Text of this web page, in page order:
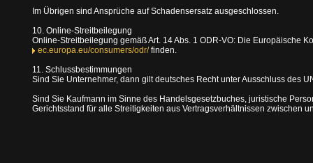
Im Übrigen sind Ansprüche auf Schadensersatz ausgeschlossen.
10. Online-Streitbeilegung
Online-Streitbeilegung gemäß Art. 14 Abs. 1 ODR-VO: Die Europäische
ec.europa.eu/consumers/odr/finden.
11. Schlussbestimmungen
Sind Sie Unternehmer, dann gilt deutsches Recht unter Ausschluss des
Sind Sie Kaufmann im Sinne des Handelsgesetzbuches, juristische
Gerichtsstand für alle Streitigkeiten aus Vertragsverhältnissen zwischen